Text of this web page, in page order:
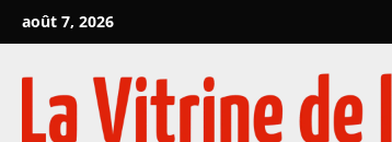
Passer
au
contenu
août 7, 2026